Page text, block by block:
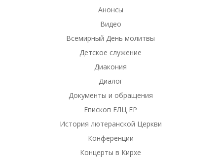
Анонсы
Видео
Всемирный День молитвы
Детское служение
Диакония
Диалог
Документы и обращения
Епископ ЕЛЦ ЕР
История лютеранской Церкви
Конференции
Концерты в Кирхе